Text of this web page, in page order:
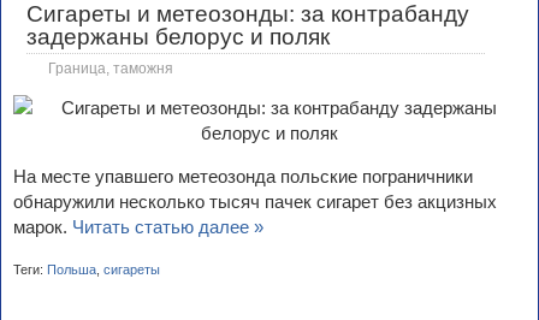
Сигареты и метеозонды: за контрабанду
задержаны белорус и поляк
Граница, таможня
На месте упавшего метеозонда польские пограничники
обнаружили несколько тысяч пачек сигарет без акцизных
марок. Читать статью далее »
Теги: Польша сигареты